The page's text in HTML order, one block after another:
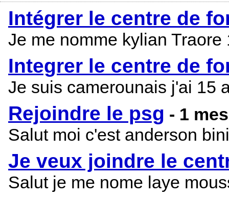
Intégrer le centre de
Je me nomme kylian
Integrer le centre de
Je suis camerounais j'ai 15
Rejoindre le psg - 1
Salut moi c'est anderson
Je veux joindre le
Salut je me nome laye